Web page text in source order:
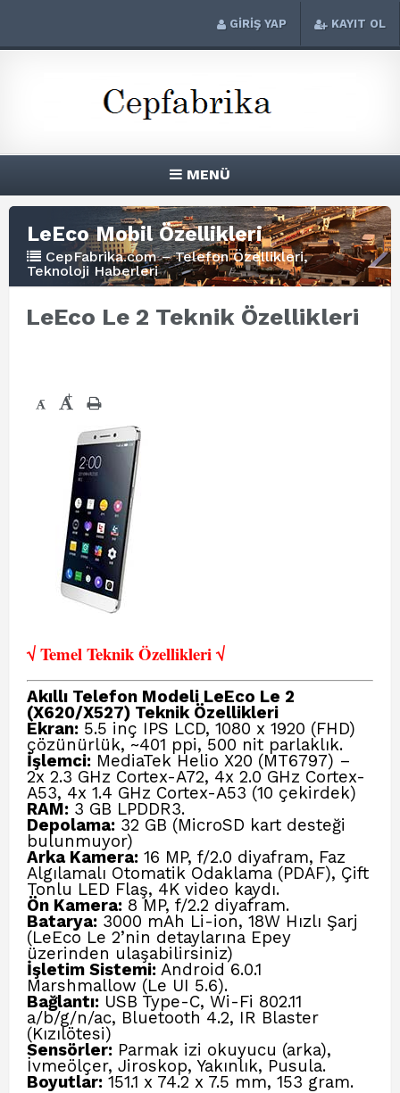
GİRİŞ YAP KAYIT OL
MENÜ
LeEco Mobil Özellikleri
CepFabrika.com – Telefon Özellikleri,
Teknoloji Haberleri
LeEco Le 2 Teknik Özellikleri
- +
√ Temel Teknik Özellikleri √
Akıllı Telefon Modeli LeEco Le 2
(X620/X527) Teknik Özellikleri
Ekran: 5.5 inç IPS LCD, 1080 x 1920 (FHD)
çözünürlük, ~401 ppi, 500 nit parlaklık.
İşlemci: MediaTek Helio X20 (MT6797) –
2x 2.3 GHz Cortex-A72, 4x 2.0 GHz Cortex-
A53, 4x 1.4 GHz Cortex-A53 (10 çekirdek)
RAM: 3 GB LPDDR3.
Depolama: 32 GB (MicroSD kart desteği
bulunmuyor)
Arka Kamera: 16 MP, f/2.0 diyafram, Faz
Algılamalı Otomatik Odaklama (PDAF), Çift
Tonlu LED Flaş, 4K video kaydı.
Ön Kamera: 8 MP, f/2.2 diyafram.
Batarya: 3000 mAh Li-ion, 18W Hızlı Şarj
(LeEco Le 2’nin detaylarına Epey
üzerinden ulaşabilirsiniz)
İşletim Sistemi: Android 6.0.1
Marshmallow (Le UI 5.6).
Bağlantı: USB Type-C, Wi-Fi 802.11
a/b/g/n/ac, Bluetooth 4.2, IR Blaster
(Kızılötesi)
Sensörler: Parmak izi okuyucu (arka),
İvmeölçer, Jiroskop, Yakınlık, Pusula.
Boyutlar: 151.1 x 74.2 x 7.5 mm, 153 gram.